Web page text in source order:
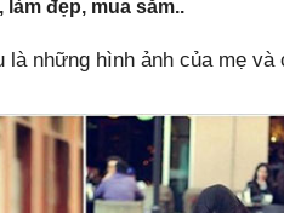
đẹp, mua sắm..
là những hình ảnh của mẹ